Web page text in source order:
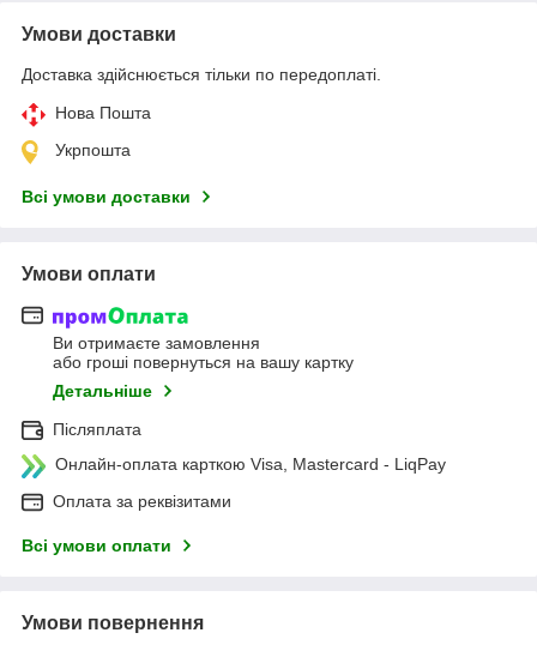
Умови доставки
Доставка здійснюється тільки по передоплаті.
Нова Пошта
Укрпошта
Всі умови доставки
Умови оплати
Ви отримаєте замовлення
або гроші повернуться на вашу картку
Детальніше
Післяплата
Онлайн-оплата карткою Visa, Mastercard - LiqPay
Оплата за реквізитами
Всі умови оплати
Умови повернення